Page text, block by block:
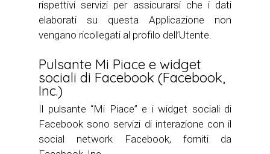
rispettivi servizi per assicurarsi che i dati
elaborati su questa Applicazione non
vengano ricollegati al profilo dell’Utente.
Pulsante Mi Piace e widget
sociali di Facebook (Facebook,
Inc.)
Il pulsante “Mi Piace” e i widget sociali di
Facebook sono servizi di interazione con il
social network Facebook, forniti da